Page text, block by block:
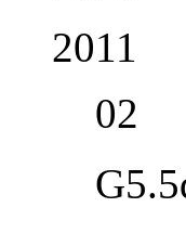
2011
02